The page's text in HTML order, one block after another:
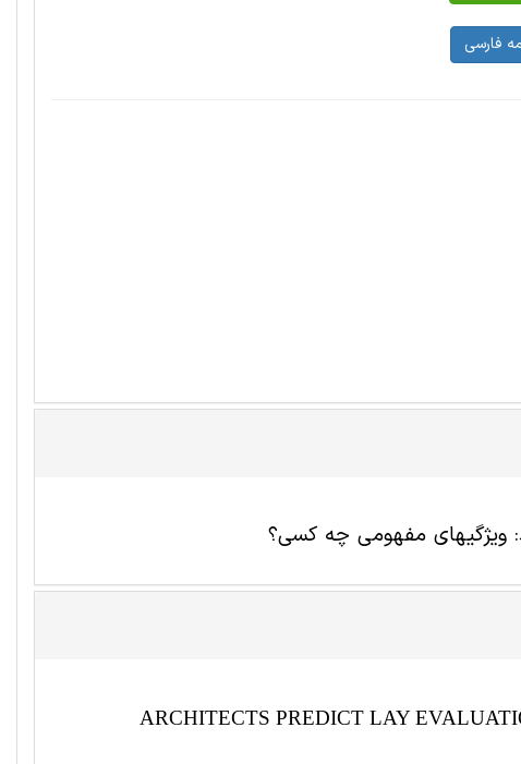
ویژگیهای مفهومی چه کسی؟
ARCHITECTS PREDICT LAY